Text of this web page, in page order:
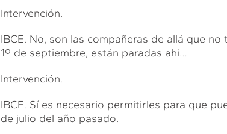
Intervención.
IBCE. No, son las compañeras de allá que
1º de septiembre, están paradas ahí…
Intervención.
IBCE. Sí es necesario permitirles para que
de julio del año pasado.